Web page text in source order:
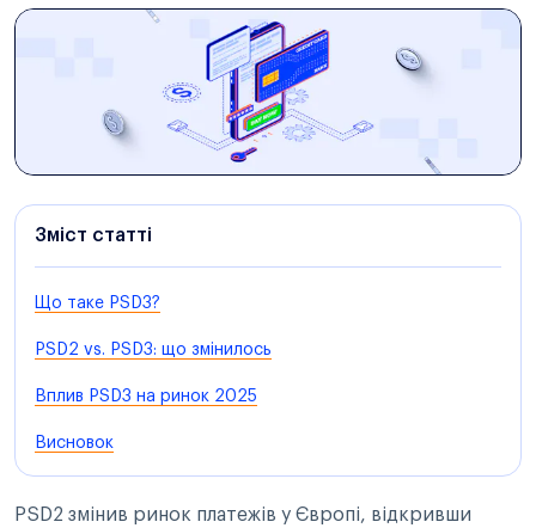
Зміст статті
Що таке PSD3?
PSD2 vs. PSD3: що змінилось
Вплив PSD3 на ринок 2025
Висновок
PSD2 змінив ринок платежів у Європі, відкривши